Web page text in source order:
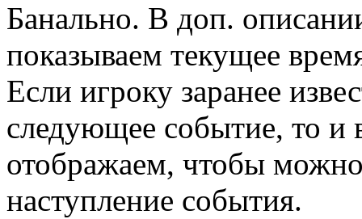
Банально. В доп.
показываем текущее
Если игроку заранее
следующее событие, то и
отображаем, чтобы
наступление события.